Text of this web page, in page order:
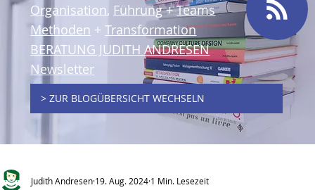
Organisation, Führung+Teams
Methoden +Transformation
BERATUNG JUDITH ANDRESEN
Newsletter
> ZUR BLOGÜBERSICHT WECHSELN
Judith Andresen 19. Aug. 2024 1 Min. Lesezeit